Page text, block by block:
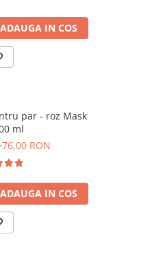
ADAUGA IN COS
par - roz Mask
ml
76,00 RON
ADAUGA IN COS